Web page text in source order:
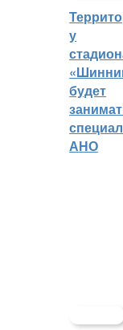
у
будет
АНО